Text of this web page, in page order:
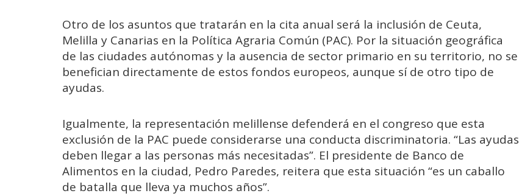
Otro de los asuntos que tratarán en la cita anual será la inclusión de Ceuta,
Melilla y Canarias en la Política Agraria Común (PAC). Por la situación geográfica
de las ciudades autónomas y la ausencia de sector primario en su territorio, no se
benefician directamente de estos fondos europeos, aunque sí de otro tipo de
ayudas.
Igualmente, la representación melillense defenderá en el congreso que esta
exclusión de la PAC puede considerarse una conducta discriminatoria. “Las ayudas
deben llegar a las personas más necesitadas”. El presidente de Banco de
Alimentos en la ciudad, Pedro Paredes, reitera que esta situación “es un caballo
de batalla que lleva ya muchos años”.